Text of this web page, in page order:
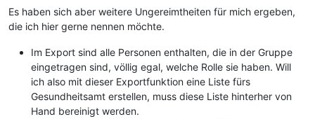
Es haben sich aber weitere Ungereimtheiten für mich ergeben,
die ich hier gerne nennen möchte.
Im Export sind alle Personen enthalten, die in der Gruppe
eingetragen sind, völlig egal, welche Rolle sie haben. Will
ich also mit dieser Exportfunktion eine Liste fürs
Gesundheitsamt erstellen, muss diese Liste hinterher von
Hand bereinigt werden.